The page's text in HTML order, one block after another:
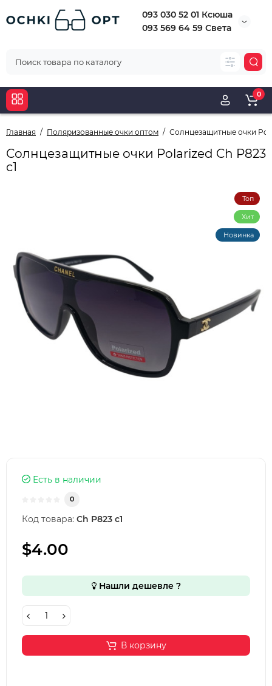
093 030 52 01 Ксюша
093 569 64 59 Света
0
Главная Поляризованные очки оптом Солнцезащитные очки
Солнцезащитные очки Polarized Ch P823
c1
Топ
Хит
Новинка
Есть в наличии
0
Код товара: Ch P823 c1
$4.00
Нашли дешевле ?
В корзину